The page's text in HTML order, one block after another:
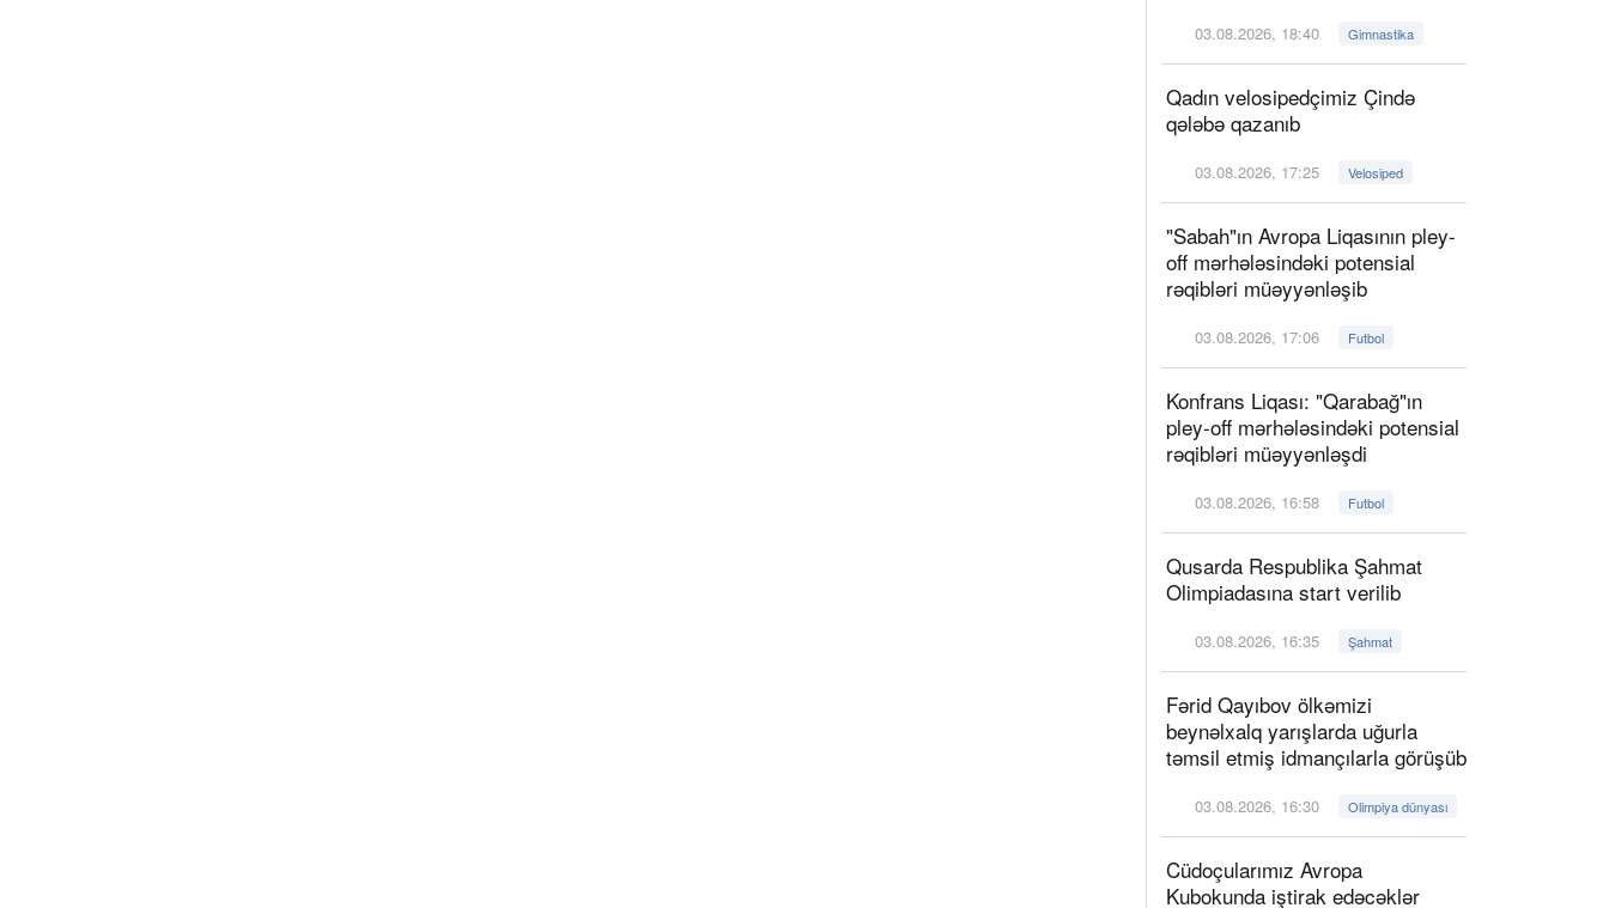
03.08.2026, 18:40 Gimnastika
Qadın velosipedçimiz Çində
qələbə qazanıb
03.08.2026, 17:25 Velosiped
"Sabah"ın Avropa Liqasının pley-
off mərhələsindəki potensial
rəqibləri müəyyənləşib
03.08.2026, 17:06 Futbol
Konfrans Liqası: "Qarabağ"ın
pley-off mərhələsindəki potensial
rəqibləri müəyyənləşdi
03.08.2026, 16:58 Futbol
Qusarda Respublika Şahmat
Olimpiadasına start verilib
03.08.2026, 16:35 Şahmat
Fərid Qayıbov ölkəmizi
beynəlxalq yarışlarda uğurla
təmsil etmiş idmançılarla görüşüb
03.08.2026, 16:30 Olimpiya dünyası
Cüdoçularımız Avropa
Kubokunda iştirak edəcəklər